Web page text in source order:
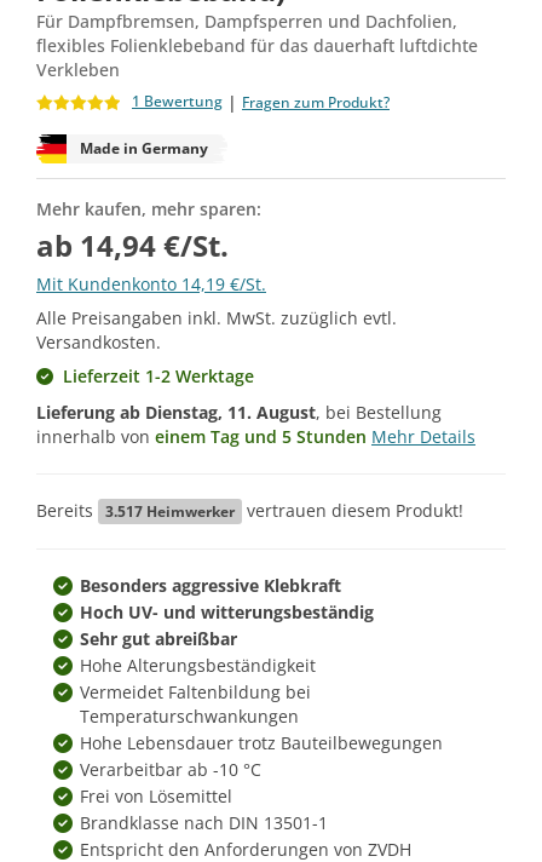
Für Dampfbremsen, Dampfsperren und Dachfolien,
flexibles Folienklebeband für das dauerhaft luftdichte
Verkleben
1 Bewertung | Fragen zum Produkt?
Made in Germany
Mehr kaufen, mehr sparen:
ab 14,94 €/St.
Mit Kundenkonto 14,19 €/St.
Alle Preisangaben inkl. MwSt. zuzüglich evtl.
Versandkosten.
Lieferzeit 1-2 Werktage
Lieferung ab Dienstag, 11. August, bei Bestellung
innerhalb von einem Tag und 5 Stunden Mehr Details
Bereits 3.517 Heimwerker vertrauen diesem Produkt!
Besonders aggressive Klebkraft
Hoch UV- und witterungsbeständig
Sehr gut abreißbar
Hohe Alterungsbeständigkeit
Vermeidet Faltenbildung bei
Temperaturschwankungen
Hohe Lebensdauer trotz Bauteilbewegungen
Verarbeitbar ab -10 °C
Frei von Lösemittel
Brandklasse nach DIN 13501-1
Entspricht den Anforderungen von ZVDH